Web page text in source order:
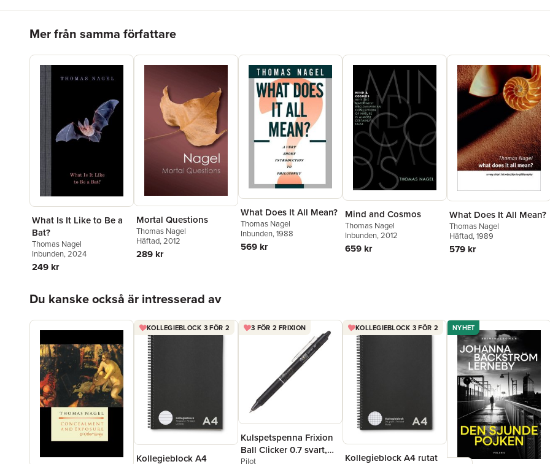
Mer från samma författare
What Is It Like to Be a
Bat?
Thomas Nagel
Inbunden, 2024
249 kr
Mortal Questions
Thomas Nagel
Häftad, 2012
289 kr
What Does It All Mean?
Thomas Nagel
Inbunden, 1988
569 kr
Mind and Cosmos
Thomas Nagel
Inbunden, 2012
659 kr
What Does It All Mean?
Thomas Nagel
Häftad, 1989
579 kr
Du kanske också är intresserad av
KOLLEGIEBLOCK 3 FÖR 2
Kollegieblock A4
3 FÖR 2 FRIXION
Kulspetspenna Frixion
Ball Clicker 0.7 svart,
Pilot
KOLLEGIEBLOCK 3 FÖR 2
Kollegieblock A4 rutat
NYHET